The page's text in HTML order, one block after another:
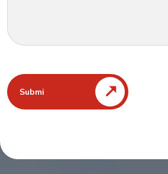
Submi